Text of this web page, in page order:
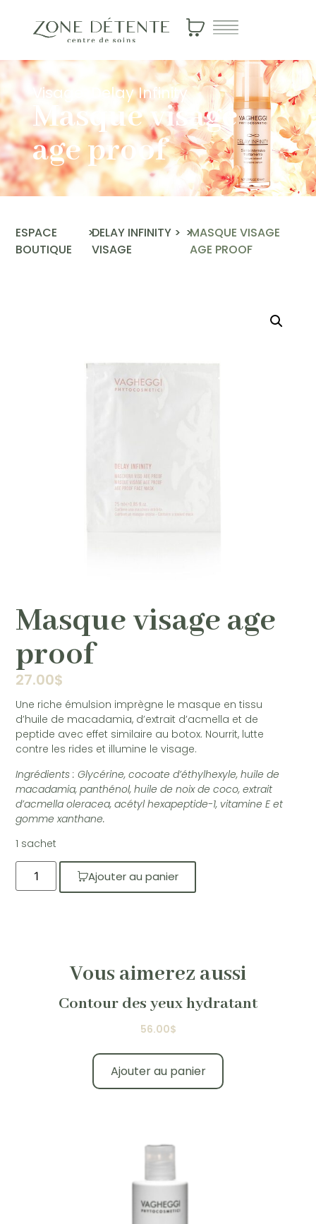
Delay Infinity
Visage
Masque visage
age proof
ESPACE
BOUTIQUE
>DELAY INFINITY >
VISAGE
>MASQUE VISAGE
AGE PROOF
Masque visage age
proof
27.00$
Une riche émulsion imprègne le masque en tissu
d’huile de macadamia, d’extrait d’acmella et de
peptide avec effet similaire au botox. Nourrit, lutte
contre les rides et illumine le visage.
Ingrédients : Glycérine, cocoate d’éthylhexyle, huile de
macadamia, panthénol, huile de noix de coco, extrait
d’acmella oleracea, acétyl hexapeptide-1, vitamine E et
gomme xanthane.
1 sachet
Ajouter au panier
Vous aimerez aussi
Contour des yeux hydratant
56.00$
Ajouter au panier